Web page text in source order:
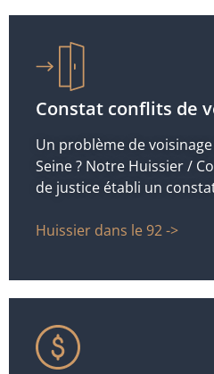
Constat conflits de
Un problème de
Seine ? Notre Huissier /
de justice établi un
Huissier dans le 92 ->